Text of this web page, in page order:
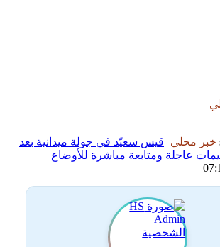
خبر محلي
قيس سعيّد في جولة ميدانية بعد
عاجلة ومتابعة مباشرة للأوضاع